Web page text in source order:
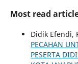
Most read
Didik Efendi,
PECAHAN
PESERTA